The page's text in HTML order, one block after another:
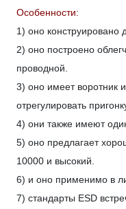
Особенности:
1) оно конструировано
2) оно построено
проводной.
3) оно имеет воротник
отрегулировать
4) они также имеют
5) оно предлагает
10000 и высокий.
6) и оно применимо в
7) стандарты ESD